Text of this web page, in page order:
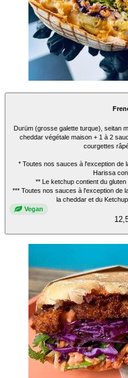
Durüm (grosse galette turque), seitan
cheddar végétale maison + 1 à 2
courgettes
* Toutes nos sauces à l'exception de
Harissa
** Le ketchup contient du
*** Toutes nos sauces à l'exception de
la cheddar et du
Vegan